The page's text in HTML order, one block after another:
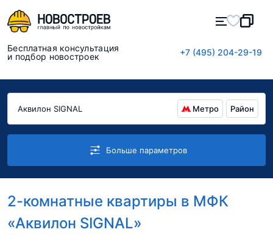
Бесплатная консультация
и подбор новостроек
+7 (495) 204-29-19
Метро Район
Больше параметров
2-комнатные квартиры в МФК
«Аквилон SIGNAL»